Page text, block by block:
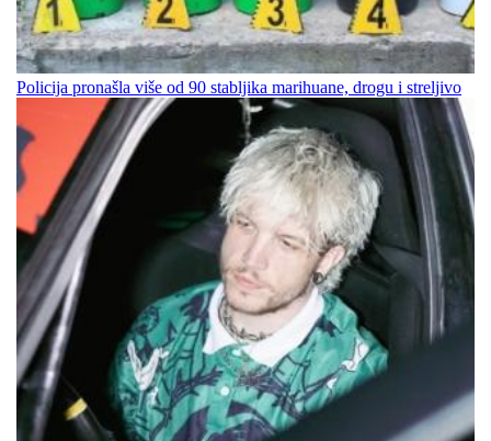
Policija pronašla više od 90 stabljika marihuane, drogu i streljivo